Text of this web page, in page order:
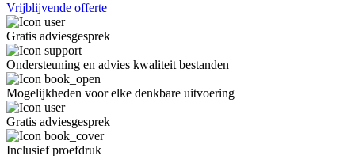
Vrijblijvende offerte
Gratis adviesgesprek
Ondersteuning en advies kwaliteit bestanden
Mogelijkheden voor elke denkbare uitvoering
Gratis adviesgesprek
Inclusief proefdruk